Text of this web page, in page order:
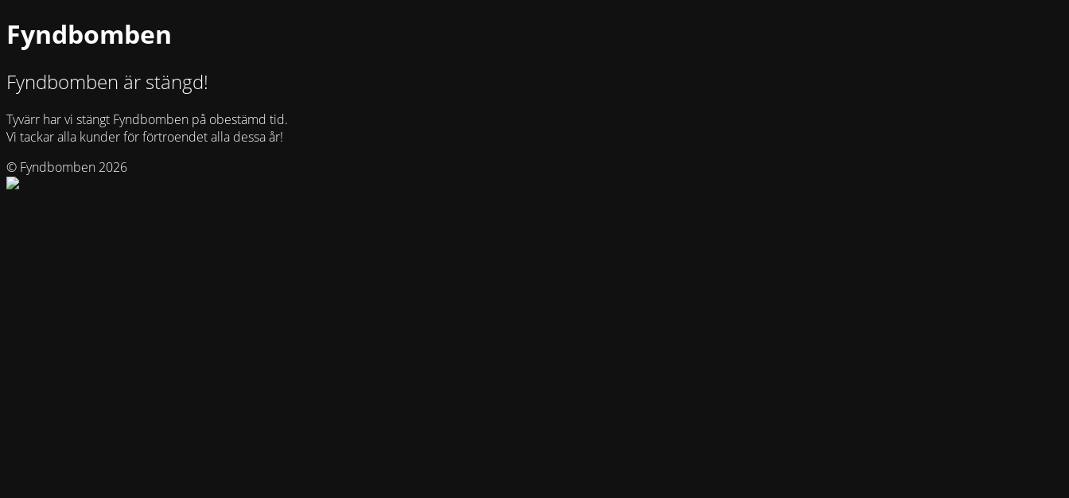
Fyndbomben
Fyndbomben är stängd!
Tyvärr har vi stängt Fyndbomben på obestämd tid.
Vi tackar alla kunder för förtroendet alla dessa år!
© Fyndbomben 2026